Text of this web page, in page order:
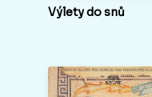
Výlety do snů